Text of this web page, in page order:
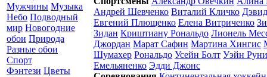
Мужчины Музыка
Небо Подводный
мир Новогодние
обои Природа
Разные обои
Спорт
Фэнтези Цветы
Андрей Шевченко Виталий Кличко
Евгений Плющенко Елена Витриченко
Зидан Криштиану Рональдо Лионель
Джордан Марат Сафин Мартина Хингис
Шумахер Рональдо Усейн Болт Уэйн Руни
Емельяненко Эдди Джонс